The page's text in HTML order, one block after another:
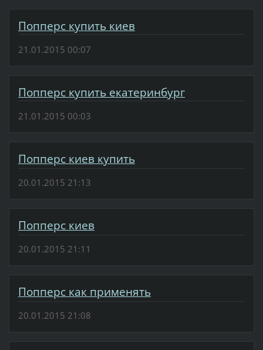
Попперс купить киев
21.01.2015 00:07
Попперс купить екатеринбург
21.01.2015 00:03
Попперс киев купить
20.01.2015 21:13
Попперс киев
20.01.2015 21:11
Попперс как применять
20.01.2015 21:08